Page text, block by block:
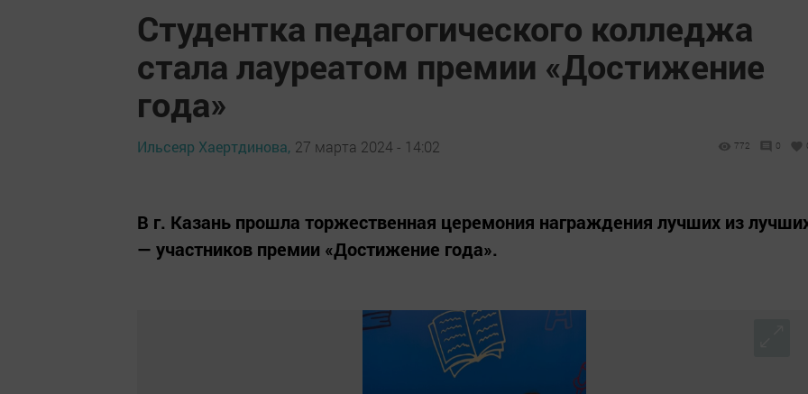
Студентка педагогического колледжа
стала лауреатом премии «Достижение
года»
Ильсеяр Хаертдинова, 27 марта 2024 - 14:02 772 0
В г. Казань прошла торжественная церемония награждения лучших из
— участников премии «Достижение года».